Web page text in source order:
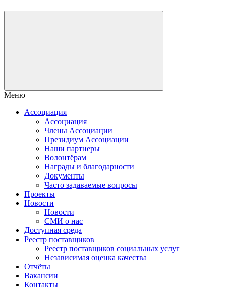
Меню
Ассоциация
Ассоциация
Члены Ассоциации
Президиум Ассоциации
Наши партнеры
Волонтёрам
Награды и благодарности
Документы
Часто задаваемые вопросы
Проекты
Новости
Новости
СМИ о нас
Доступная среда
Реестр поставщиков
Реестр поставщиков социальных услуг
Независимая оценка качества
Отчёты
Вакансии
Контакты